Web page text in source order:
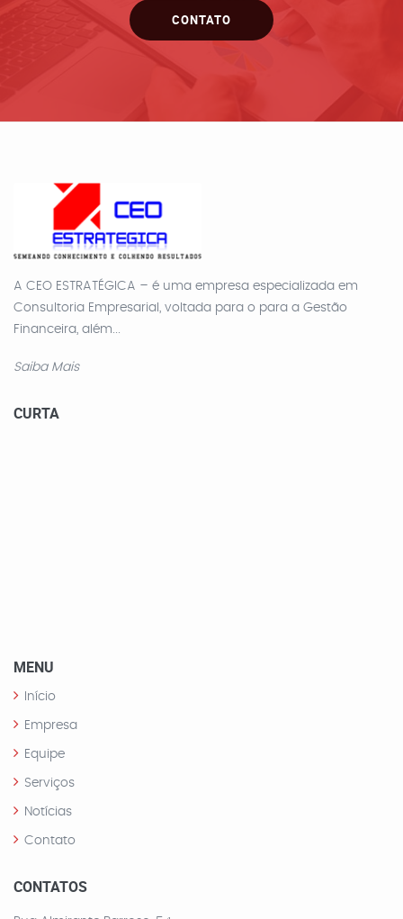
CONTATO
A CEO ESTRATÉGICA – é uma empresa especializada em
Consultoria Empresarial, voltada para o para a Gestão
Financeira, além...
Saiba Mais
CURTA
MENU
Início
Empresa
Equipe
Serviços
Notícias
Contato
CONTATOS